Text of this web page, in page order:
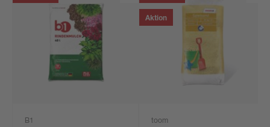
B1
Aktion
toom